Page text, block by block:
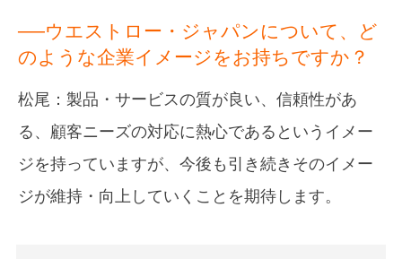
──ウエストロー・ジャパンについて、ど
のような企業イメージをお持ちですか？
松尾：製品・サービスの質が良い、信頼性があ
る、顧客ニーズの対応に熱心であるというイメー
ジを持っていますが、今後も引き続きそのイメー
ジが維持・向上していくことを期待します。